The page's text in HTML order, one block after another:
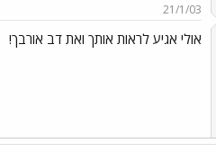
21/1/03
אולי אגיע לראות אותך ואת דב אורבך!